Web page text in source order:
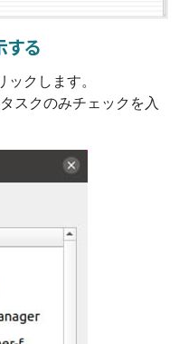
る
クします。
スクのみチェックを入